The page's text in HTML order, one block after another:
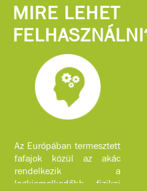
MIRE LEHET
Az Európában termesztett
fafajok közül az akác
rendelkezik a
legkiemelkedőbb fizikai